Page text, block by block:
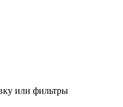
или фильтры